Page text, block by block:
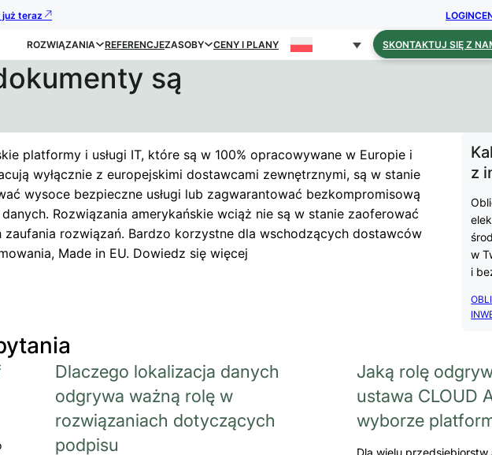
teraz LOGIN
ROZWIĄZANIA REFERENCJEZASOBY CENY I PLANY SKONTAKTUJ SIĘ Z
są
platformy i usługi IT, które są w 100% opracowywane w Europie i
wyłącznie z europejskimi dostawcami zewnętrznymi, są w stanie
wysoce bezpieczne usługi lub zagwarantować bezkompromisową
Rozwiązania amerykańskie wciąż nie są w stanie zaoferować
zaufania rozwiązań. Bardzo korzystne dla wschodzących dostawców
Made in EU. Dowiedz się więcej
z
w
i
Dlaczego lokalizacja danych
odgrywa ważną rolę w
rozwiązaniach dotyczących
podpisu
Jaką rolę
ustawa CLOUD
wyborze
Dla wielu